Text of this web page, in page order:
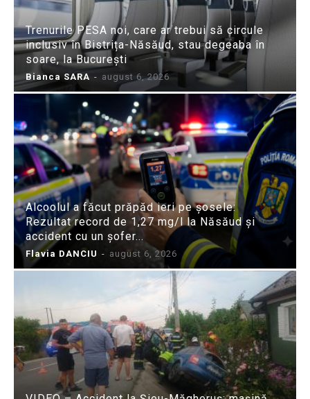
Trenurile PESA noi, care ar trebui să circule
inclusiv în Bistrița-Năsăud, stau degeaba în
soare, la București
Bianca SARA - august 6, 2026
Alcoolul a făcut prăpăd ieri pe șosele:
Rezultat record de 1,27 mg/l la Năsăud și
accident cu un șofer...
Flavia DANCIU - august 6, 2026